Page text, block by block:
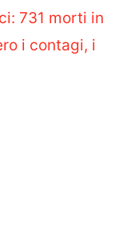
731 morti in
i contagi, i